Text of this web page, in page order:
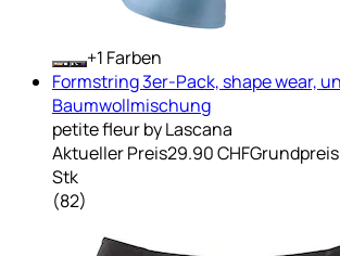
+ Farben
Formstring 3er-Pack, shape wear,
Baumwollmischung
petite fleur by Lascana
Aktueller Preis29.90 CHFGrundpreis
Stk
(82)